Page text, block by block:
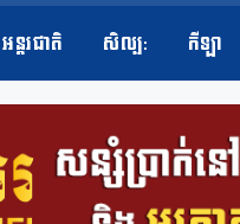
អន្តរជាតិ សិល្ប​: កីឡា